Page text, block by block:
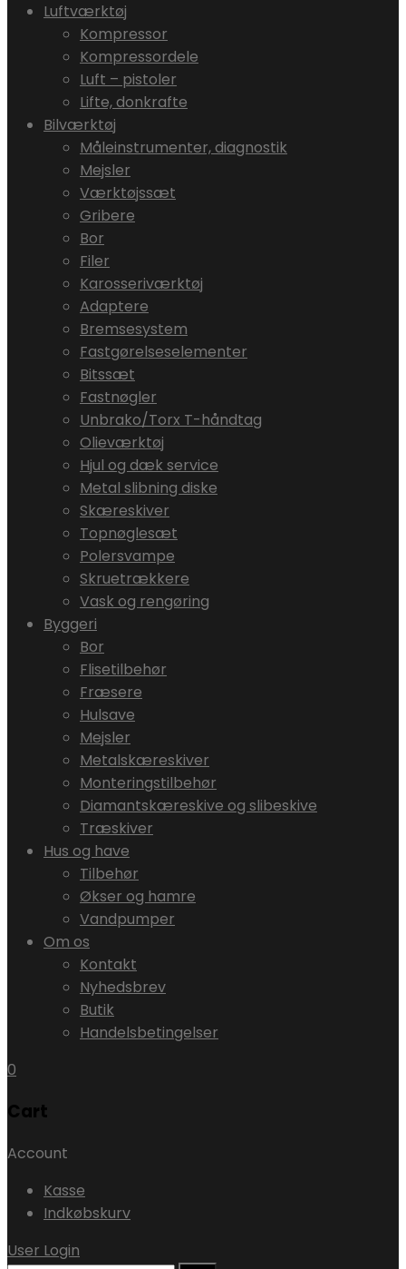
Luftværktøj
Kompressor
Kompressordele
Luft – pistoler
Lifte, donkrafte
Bilværktøj
Måleinstrumenter, diagnostik
Mejsler
Værktøjssæt
Gribere
Bor
Filer
Karosseriværktøj
Adaptere
Bremsesystem
Fastgørelseselementer
Bitssæt
Fastnøgler
Unbrako/Torx T-håndtag
Olieværktøj
Hjul og dæk service
Metal slibning diske
Skæreskiver
Topnøglesæt
Polersvampe
Skruetrækkere
Vask og rengøring
Byggeri
Bor
Flisetilbehør
Fræsere
Hulsave
Mejsler
Metalskæreskiver
Monteringstilbehør
Diamantskæreskive og slibeskive
Træskiver
Hus og have
Tilbehør
Økser og hamre
Vandpumper
Om os
Kontakt
Nyhedsbrev
Butik
Handelsbetingelser
0
Cart
Account
Kasse
Indkøbskurv
User Login